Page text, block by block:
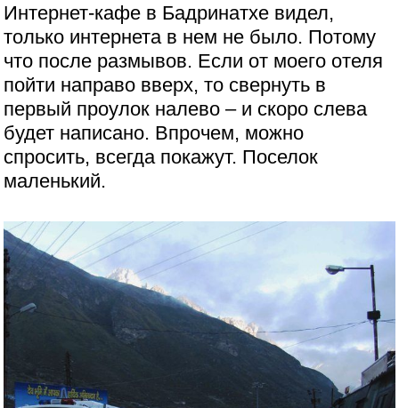
Интернет-кафе в Бадринатхе видел,
только интернета в нем не было. Потому
что после размывов. Если от моего отеля
пойти направо вверх, то свернуть в
первый проулок налево – и скоро слева
будет написано. Впрочем, можно
спросить, всегда покажут. Поселок
маленький.